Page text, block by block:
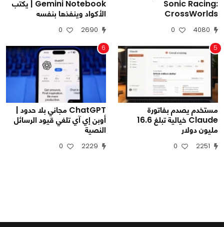
Sonic Racing:
CrossWorlds
4080
0
Gemini Notebook | يكتب
الأكواد وينفذها بنفسه
2690
0
5
مستخدم يصدم بفاتورة
Claude خيالية تبلغ 16.6
مليون دولار
2251
0
6
ChatGPT مجاني بلا حدود |
أوبن إي آي تلغي قيود الرسائل
النصية
2229
0